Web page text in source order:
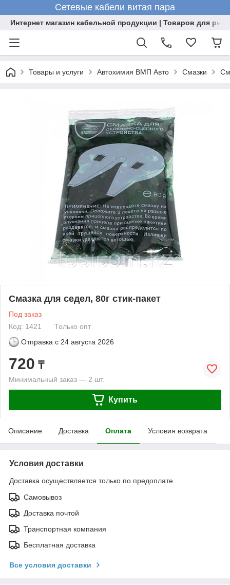
Сетевые кабели витая пара
Интернет магазин кабельной продукции | Товаров для
Товары и услуги Автохимия ВМП Авто Смазки
Смазка для седел, 80г стик-пакет
Под заказ
Код: 1421
Только опт
Отправка с 24 августа 2026
720 ₸
Минимальный заказ — 2 шт.
Купить
Описание Доставка Оплата Условия возврата
Условия доставки
Доставка осуществляется только по предоплате.
Самовывоз
Доставка почтой
Транспортная компания
Бесплатная доставка
Все условия доставки